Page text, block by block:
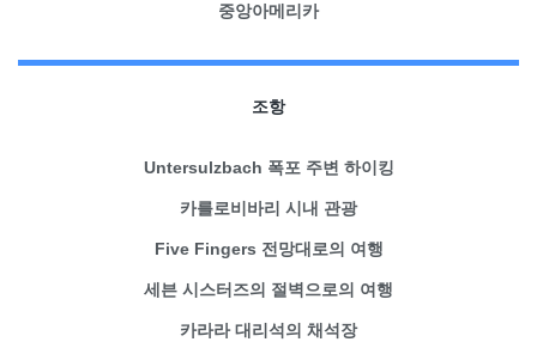
중앙아메리카
조항
Untersulzbach 폭포 주변 하이킹
카를로비바리 시내 관광
Five Fingers 전망대로의 여행
세븐 시스터즈의 절벽으로의 여행
카라라 대리석의 채석장